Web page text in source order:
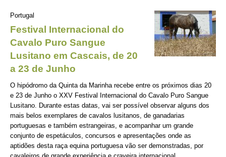
Portugal
Festival Internacional do
Cavalo Puro Sangue
Lusitano em Cascais, de 20
a 23 de Junho
O hipódromo da Quinta da Marinha recebe entre os próximos dias 20
e 23 de Junho o XXV Festival Internacional do Cavalo Puro Sangue
Lusitano. Durante estas datas, vai ser possível observar alguns dos
mais belos exemplares de cavalos lusitanos, de ganadarias
portuguesas e também estrangeiras, e acompanhar um grande
conjunto de espetáculos, concursos e apresentações onde as
aptidões desta raça equina portuguesa vão ser demonstradas, por